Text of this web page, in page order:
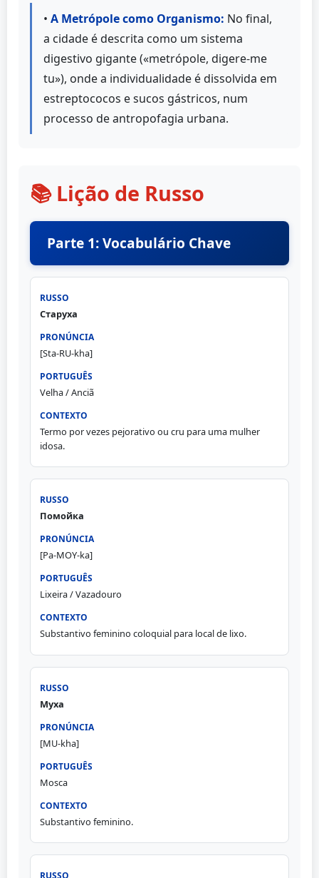
• A Metrópole como Organismo: No final,
a cidade é descrita como um sistema
digestivo gigante («metrópole, digere-me
tu»), onde a individualidade é dissolvida em
estreptococos e sucos gástricos, num
processo de antropofagia urbana.
📚 Lição de Russo
Parte 1: Vocabulário Chave
Старуха
[Sta-RU-kha]
Velha / Anciã
Termo por vezes pejorativo ou cru para uma mulher
idosa.
Помойка
[Pa-MOY-ka]
Lixeira / Vazadouro
Substantivo feminino coloquial para local de lixo.
Муха
[MU-kha]
Mosca
Substantivo feminino.